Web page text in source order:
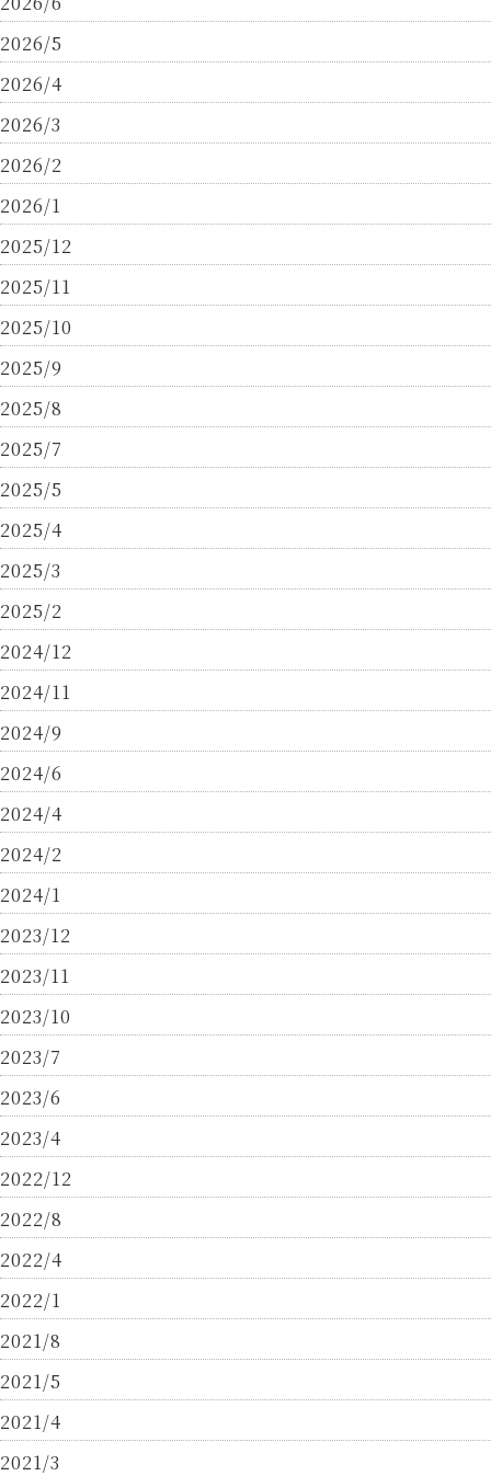
2026/5
2026/4
2026/3
2026/2
2026/1
2025/12
2025/11
2025/10
2025/9
2025/8
2025/7
2025/5
2025/4
2025/3
2025/2
2024/12
2024/11
2024/9
2024/6
2024/4
2024/2
2024/1
2023/12
2023/11
2023/10
2023/7
2023/6
2023/4
2022/12
2022/8
2022/4
2022/1
2021/8
2021/5
2021/4
2021/3